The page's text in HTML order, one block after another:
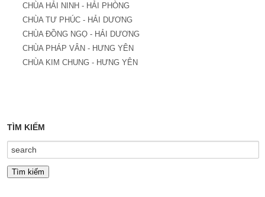
CHÙA HẢI NINH - HẢI PHÒNG
CHÙA TƯ PHÚC - HẢI DƯƠNG
CHÙA ĐỒNG NGỌ - HẢI DƯƠNG
CHÙA PHÁP VÂN - HƯNG YÊN
CHÙA KIM CHUNG - HƯNG YÊN
TÌM KIẾM